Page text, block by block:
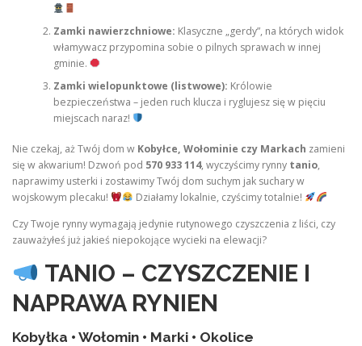
Zamki nawierzchniowe: Klasyczne „gerdy”, na których widok
włamywacz przypomina sobie o pilnych sprawach w innej
gminie.
Zamki wielopunktowe (listwowe): Królowie
bezpieczeństwa – jeden ruch klucza i ryglujesz się w pięciu
miejscach naraz!
Nie czekaj, aż Twój dom w Kobyłce, Wołominie czy Markach zamieni
się w akwarium! Dzwoń pod 570 933 114, wyczyścimy rynny tanio,
naprawimy usterki i zostawimy Twój dom suchym jak suchary w
wojskowym plecaku!
Działamy lokalnie, czyścimy totalnie!
Czy Twoje rynny wymagają jedynie rutynowego czyszczenia z liści, czy
zauważyłeś już jakieś niepokojące wycieki na elewacji?
TANIO – CZYSZCZENIE I
NAPRAWA RYNIEN
Kobyłka • Wołomin • Marki • Okolice